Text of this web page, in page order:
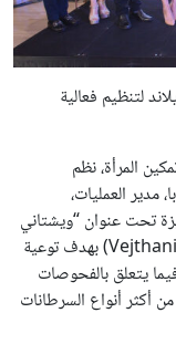
لتنظيم فعالية
المرأة، نظم
مدير العمليات،
تحت عنوان “ويشتاني
للجميع… أوبال لهنّ” (Vejthani for all…Opal for her) بهدف توعية
يتعلق بالفحوصات
أكثر أنواع السرطانات